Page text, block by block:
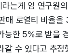
는게 엄 연구원
매 로열티 비율을
능한 5%로 받을
갈 수 있다고 추정